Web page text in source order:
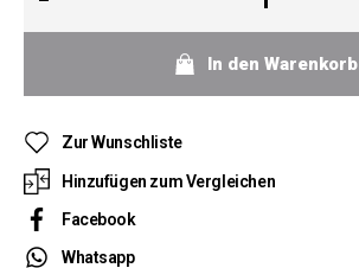
In den Warenkorb
Zur Wunschliste
Hinzufügen zum Vergleichen
Facebook
Whatsapp